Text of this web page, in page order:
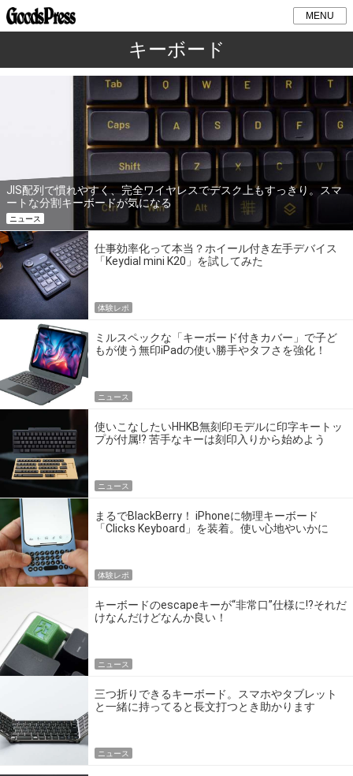
MENU
キーボード
JIS配列で慣れやすく、完全ワイヤレスでデスク上もすっきり。スマ
ートな分割キーボードが気になる
ニュース
仕事効率化って本当？ホイール付き左手デバイス
「Keydial mini K20」を試してみた
体験レポ
ミルスペックな「キーボード付きカバー」で子ど
もが使う無印iPadの使い勝手やタフさを強化！
ニュース
使いこなしたいHHKB無刻印モデルに印字キートッ
プが付属!? 苦手なキーは刻印入りから始めよう
ニュース
まるでBlackBerry！ iPhoneに物理キーボード
「Clicks Keyboard」を装着。使い心地やいかに
体験レポ
キーボードのescapeキーが“非常口”仕様に!?それだ
けなんだけどなんか良い！
ニュース
三つ折りできるキーボード。スマホやタブレット
と一緒に持ってると長文打つとき助かります
ニュース